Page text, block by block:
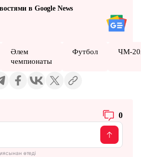
в Google News
Әлем
чемпионаты
Футбол ЧМ-
0
өтеді